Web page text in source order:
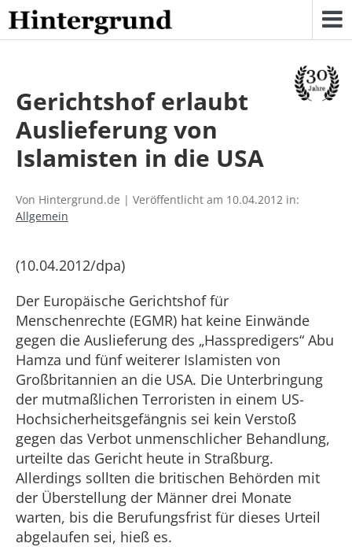
Skip
to
content
Gerichtshof erlaubt
Auslieferung von
Islamisten in die USA
Von Hintergrund.de | Veröffentlicht am 10.04.2012 in:
Allgemein
(10.04.2012/dpa)
Der Europäische Gerichtshof für
Menschenrechte (EGMR) hat keine Einwände
gegen die Auslieferung des „Hasspredigers“ Abu
Hamza und fünf weiterer Islamisten von
Großbritannien an die USA. Die Unterbringung
der mutmaßlichen Terroristen in einem US-
Hochsicherheitsgefängnis sei kein Verstoß
gegen das Verbot unmenschlicher Behandlung,
urteilte das Gericht heute in Straßburg.
Allerdings sollten die britischen Behörden mit
der Überstellung der Männer drei Monate
warten, bis die Berufungsfrist für dieses Urteil
abgelaufen sei, hieß es.